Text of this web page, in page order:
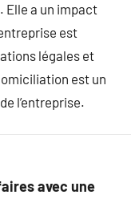
Elle a un impact
est
légales et
est un
l’entreprise.
avec une